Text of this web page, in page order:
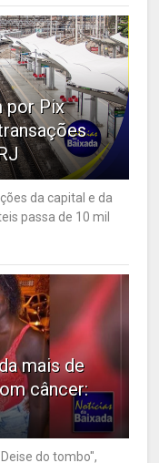
por Pix
da capital e da
passa de 10 mil
mais de
câncer:
do tombo",